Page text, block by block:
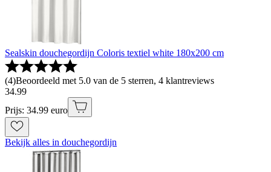
Sealskin douchegordijn Coloris textiel white 180x200 cm
(4)Beoordeeld met 5.0 van de 5 sterren, 4 klantreviews
34.99
Prijs: 34.99 euro
Bekijk alles in douchegordijn